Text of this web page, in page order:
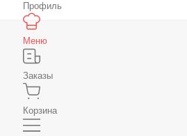
Профиль
Меню
Заказы
Корзина